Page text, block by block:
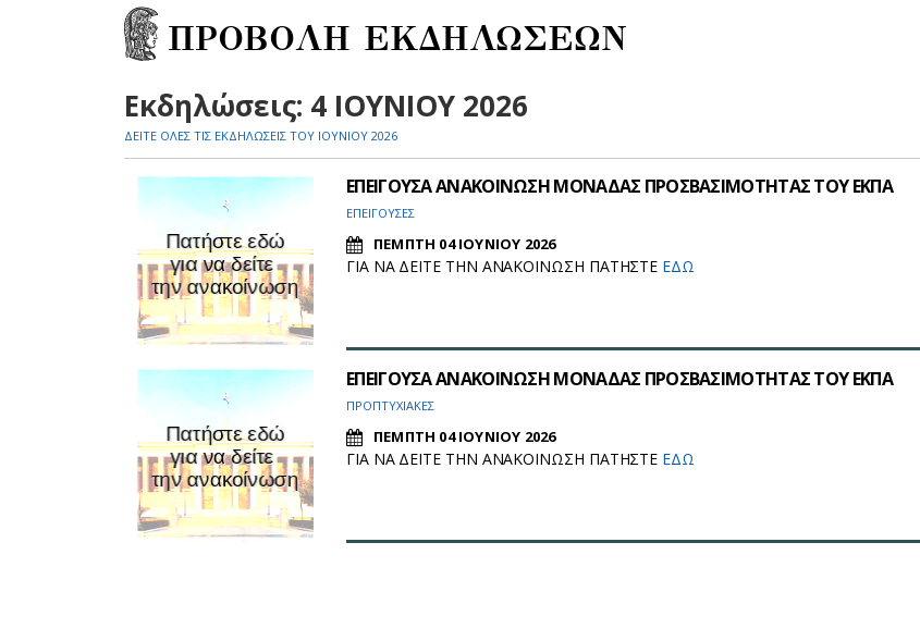
ΠΡΟΒΟΛΗ ΕΚΔΗΛΩΣΕΩΝ
Εκδηλώσεις: 4 ΙΟΥΝΙΟΥ 2026
ΔΕΙΤΕ ΟΛΕΣ ΤΙΣ ΕΚΔΗΛΩΣΕΙΣ ΤΟΥ ΙΟΥΝΙΟΥ 2026
ΕΠΕΙΓΟΥΣΑ ΑΝΑΚΟΙΝΩΣΗ ΜΟΝΑΔΑΣ ΠΡΟΣΒΑΣΙΜΟΤΗΤΑΣ ΤΟΥ ΕΚΠΑ
ΕΠΕΙΓΟΥΣΕΣ
ΠΕΜΠΤΗ 04 ΙΟΥΝΙΟΥ 2026
ΓΙΑ ΝΑ ΔΕΙΤΕ ΤΗΝ ΑΝΑΚΟΙΝΩΣΗ ΠΑΤΗΣΤΕ ΕΔΩ
ΕΠΕΙΓΟΥΣΑ ΑΝΑΚΟΙΝΩΣΗ ΜΟΝΑΔΑΣ ΠΡΟΣΒΑΣΙΜΟΤΗΤΑΣ ΤΟΥ ΕΚΠΑ
ΠΡΟΠΤΥΧΙΑΚΕΣ
ΠΕΜΠΤΗ 04 ΙΟΥΝΙΟΥ 2026
ΓΙΑ ΝΑ ΔΕΙΤΕ ΤΗΝ ΑΝΑΚΟΙΝΩΣΗ ΠΑΤΗΣΤΕ ΕΔΩ